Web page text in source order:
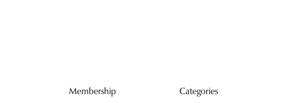
Membership Categories